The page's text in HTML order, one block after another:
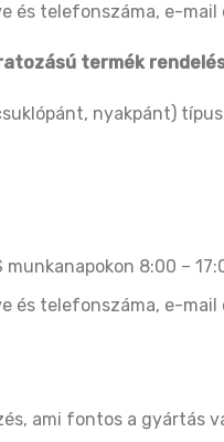
és telefonszáma, e-mail
termék
nyakpánt)
munkanapokon 8:00 –
és telefonszáma, e-mail
ami fontos a gyártás